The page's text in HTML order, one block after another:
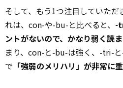
そして、もう1つ注目していただ
れは、con-や-bu-と比べると、 -
ントがないので、かなり弱く読
まり、con-と-bu-は強く、-tri-
で 「強弱のメリハリ」が非常に